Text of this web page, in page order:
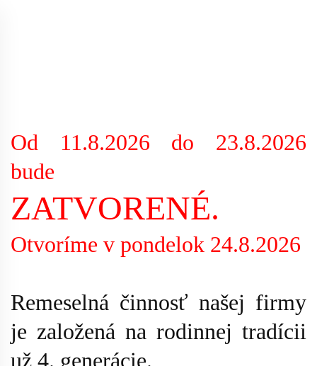
Od 11.8.2026 do 23.8.2026
bude
ZATVORENÉ.
Otvoríme v pondelok 24.8.2026
Remeselná činnosť našej firmy
je založená na rodinnej tradícii
už 4. generácie.